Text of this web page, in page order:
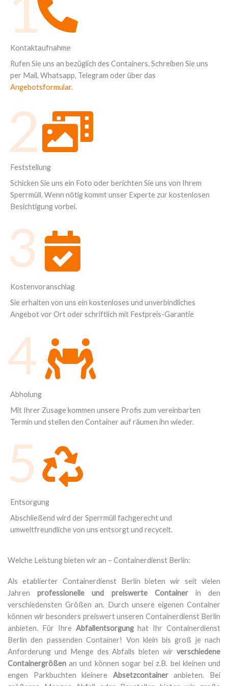
Kontaktaufnahme
Rufen Sie uns an bezüglich des Containers. Schreiben Sie uns
per Mail, Whatsapp, Telegram oder über das
Angebotsformular.
2
Feststellung
Schicken Sie uns ein Foto oder berichten Sie uns von Ihrem
Sperrmüll. Wenn nötig kommt unser Experte zur kostenlosen
Besichtigung vorbei.
3
Kostenvoranschlag
Sie erhalten von uns ein kostenloses und unverbindliches
Angebot vor Ort oder schriftlich mit Festpreis-Garantie
4
Abholung
Mit Ihrer Zusage kommen unsere Profis zum vereinbarten
Termin und stellen den Container auf räumen ihn wieder.
5
Entsorgung
Abschließend wird der Sperrmüll fachgerecht und
umweltfreundliche von uns entsorgt und recycelt.
Welche Leistung bieten wir an – Containerdienst Berlin:
Als etablierter Containerdienst Berlin bieten wir seit vielen
Jahrenprofessionelle und preiswerte Containerin den
verschiedensten Größen an. Durch unsere eigenen Container
können wir besonders preiswert unseren Containerdienst Berlin
anbieten. Für Ihre Abfallentsorgunghat Ihr Containerdienst
Berlin den passenden Container! Von klein bis groß je nach
Anforderung und Menge des Abfalls bieten wir verschiedene
Containergrößenan und können sogar bei z.B. bei kleinen und
engen Parkbuchten kleinere Absetzcontaineranbieten. Bei